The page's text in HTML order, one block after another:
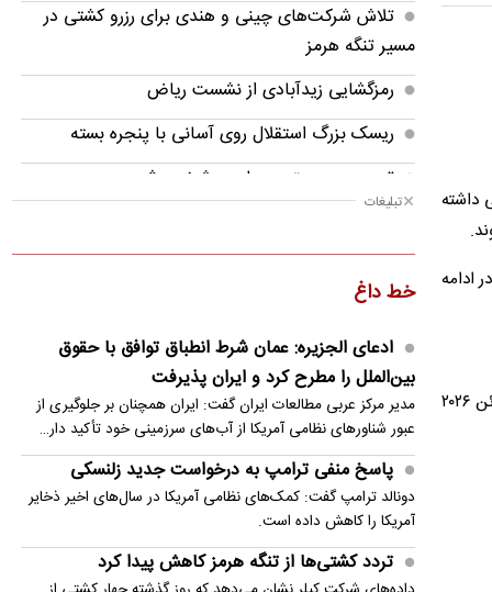
داشته
ادامه
این مناسبت مصادف با ۱۸ ذی‌الحجه ۱۴۴۷ قمری و ۴ ژوئن ۲۰۲۶
تلاش شرکت‌های چینی و هندی برای رزرو کشتی در
مسیر تنگه هرمز
رمزگشایی زیدآبادی از نشست ریاض
ریسک بزرگ استقلال روی آسانی با پنجره بسته
تیم جدید مجتبی جباری مشخص شد
تلاش‌های دیپلماتیک
باد و گردوخاک در بخش‌هایی از کشور/ دریای
مازندران مواج است
درخواست العامری از گروه‌های مقاومت: فعلا حمله
نکنید
تماس رودری با رئال مادرید: تصمیمم پیوستن به
بارسلونا است
تبلیغات
خط داغ
ادعای الجزیره: عمان شرط انطباق توافق با حقوق
بین‌الملل را مطرح کرد و ایران پذیرفت
مدیر مرکز عربی مطالعات ایران گفت: ایران همچنان بر جلوگیری از
عبور شناورهای نظامی آمریکا از آب‌های سرزمینی خود تأکید دار…
پاسخ منفی ترامپ به درخواست جدید زلنسکی
دونالد ترامپ گفت: کمک‌های نظامی آمریکا در سال‌های اخیر ذخایر
آمریکا را کاهش داده است.
تردد کشتی‌ها از تنگه هرمز کاهش پیدا کرد